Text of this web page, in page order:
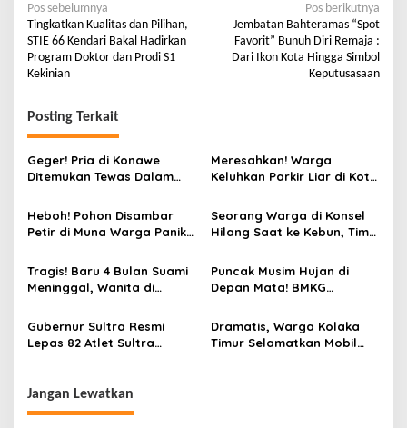
Pos sebelumnya
Tingkatkan Kualitas dan Pilihan,
STIE 66 Kendari Bakal Hadirkan
Program Doktor dan Prodi S1
Kekinian
Pos berikutnya
Jembatan Bahteramas “Spot
Favorit” Bunuh Diri Remaja :
Dari Ikon Kota Hingga Simbol
Keputusasaan
Posting Terkait
Geger! Pria di Konawe
Ditemukan Tewas Dalam
Meresahkan! Warga
Keluhkan Parkir Liar di Kota
Heboh! Pohon Disambar
Petir di Muna Warga Panik
Seorang Warga di Konsel
Hilang Saat ke Kebun, Tim
Tragis! Baru 4 Bulan Suami
Meninggal, Wanita di
Mertua dari Rumah Sendiri
Puncak Musim Hujan di
Depan Mata! BMKG
Hadapi Cuaca Ekstrem
Gubernur Sultra Resmi
Lepas 82 Atlet Sultra
Jakarta
Dramatis, Warga Kolaka
Timur Selamatkan Mobil
Jangan Lewatkan